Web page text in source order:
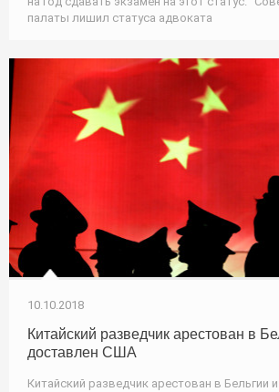
палаты лишил статуса адвоката
10.10.2018
Китайский разведчик арестован в
доставлен США
Китайский разведчик арестован в Бельгии